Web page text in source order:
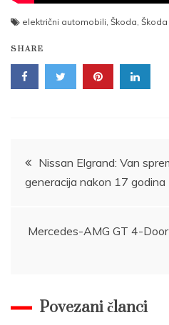
električni automobili, Škoda, Škoda
SHARE
Post
navigation
Nissan Elgrand: Van
generacija nakon 17 godina
Mercedes-AMG GT 4-
Povezani članci